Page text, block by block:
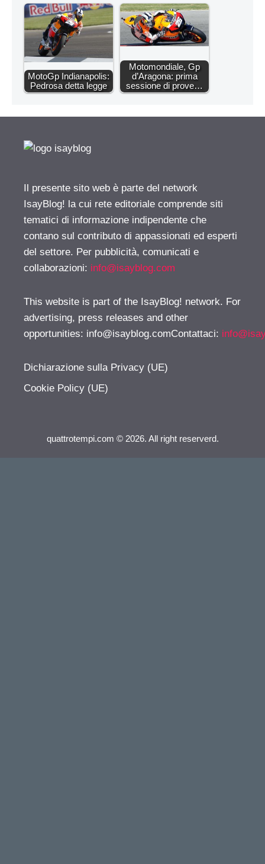
MotoGp Indianapolis:
Pedrosa detta legge
Motomondiale, Gp
d’Aragona: prima
sessione di prove…
Il presente sito web è parte del network
IsayBlog! la cui rete editoriale comprende siti
tematici di informazione indipendente che
contano sul contributo di appassionati ed esperti
del settore. Per pubblicità, comunicati e
collaborazioni: info@isayblog.com
This website is part of the IsayBlog! network. For
advertising, press releases and other
opportunities: info@isayblog.comContattaci:
Dichiarazione sulla Privacy (UE)
Cookie Policy (UE)
quattrotempi.com © 2026. All right reserverd.